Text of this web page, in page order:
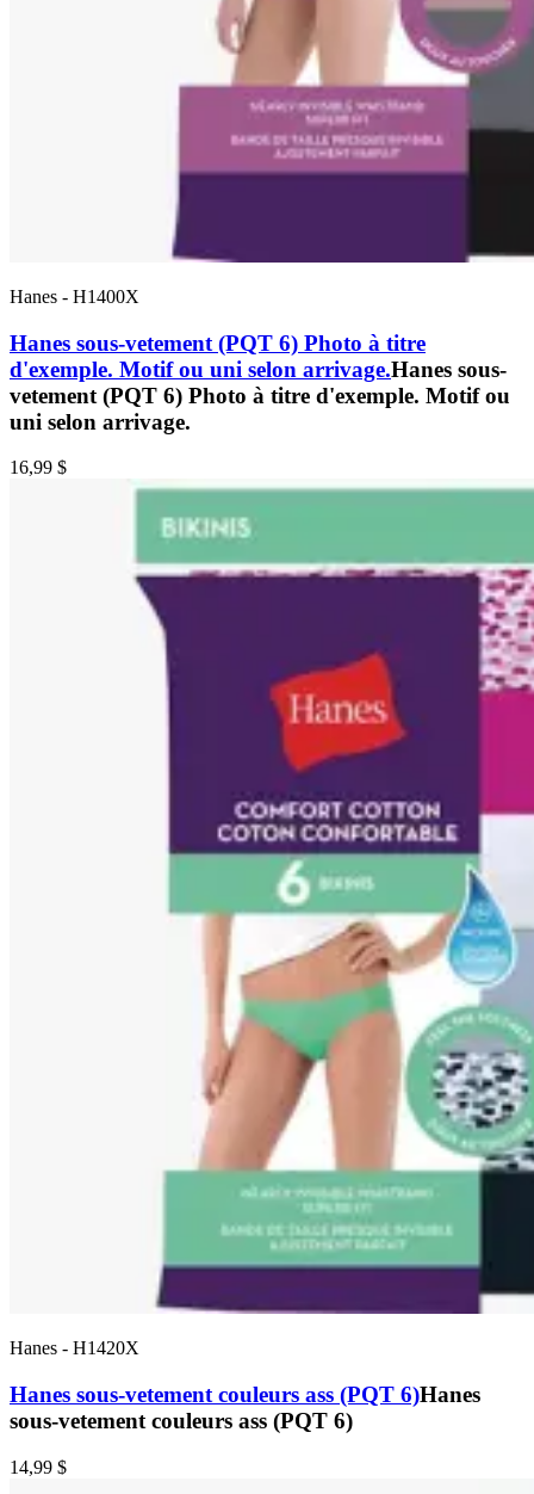
Hanes - H1400X
Hanes sous-vetement (PQT 6) Photo à titre
d'exemple. Motif ou uni selon arrivage.Hanes sous-
vetement (PQT 6) Photo à titre d'exemple. Motif ou
uni selon arrivage.
16,99 $
Hanes - H1420X
Hanes sous-vetement couleurs ass (PQT 6)Hanes
sous-vetement couleurs ass (PQT 6)
14,99 $